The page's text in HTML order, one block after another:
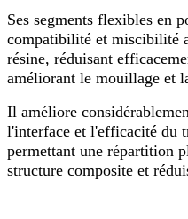
Ses segments flexibles en
compatibilité et miscibilité
résine, réduisant
améliorant le mouillage et
Il améliore
l'interface et l'efficacité du
permettant une répartition
structure composite et